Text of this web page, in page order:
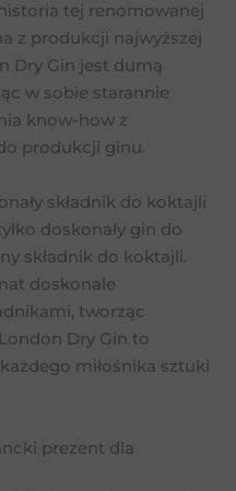
tej renomowanej
z produkcji najwyższej
Dry Gin jest dumą
w sobie starannie
know-how z
produkcji ginu.
składnik do koktajli
doskonały gin do
składnik do koktajli.
doskonale
tworząc
Dry Gin to
miłośnika sztuki
prezent dla